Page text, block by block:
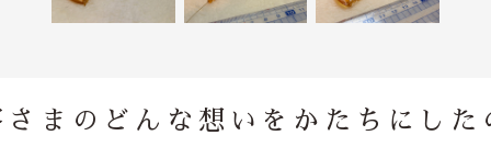
さまのどんな想いを かたちにした